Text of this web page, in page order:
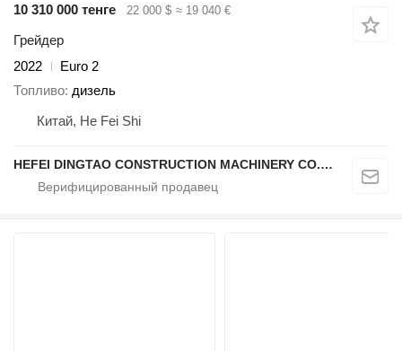
10 310 000 тенге
22 000 $ ≈ 19 040 €
Грейдер
2022
Euro 2
Топливо дизель
Китай, He Fei Shi
HEFEI DINGTAO CONSTRUCTION MACHINERY CO., LIMITED